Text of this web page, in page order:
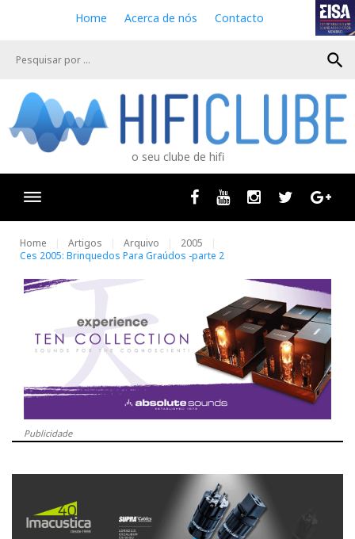
e
Home Acerca de nós Contacto
search
o seu clube de hifi
Facebook
Youtube InstagramTwitter
Home Artigos Arquivo
2005
Ces 2005: Brinquedos Para Graúdos -parte 2
Publicidade